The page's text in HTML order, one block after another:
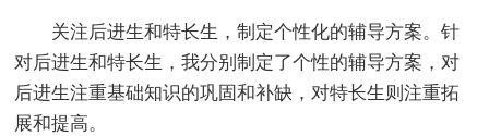
关注后进生和特长生，制定个性化的辅导方案。针
对后进生和特长生，我分别制定了个性的辅导方案，对
后进生注重基础知识的巩固和补缺，对特长生则注重拓
展和提高。